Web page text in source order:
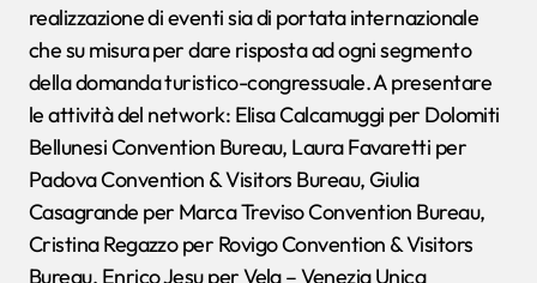
realizzazione di eventi sia di portata internazionale
che su misura per dare risposta ad ogni segmento
della domanda turistico-congressuale. A presentare
le attività del network: Elisa Calcamuggi per Dolomiti
Bellunesi Convention Bureau, Laura Favaretti per
Padova Convention & Visitors Bureau, Giulia
Casagrande per Marca Treviso Convention Bureau,
Cristina Regazzo per Rovigo Convention & Visitors
Bureau, Enrico Jesu per Vela – Venezia Unica